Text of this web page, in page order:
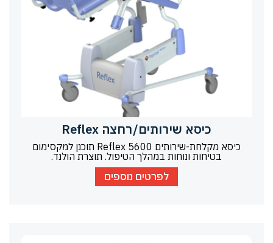
כיסא שירותים/רחצה Reflex
כיסא מקלחת-שירותים Reflex 5600 תוכנן למקסימום
בטיחות ונוחות במהלך הטיפול. תוצרת הולנד.
לפרטים נוספים